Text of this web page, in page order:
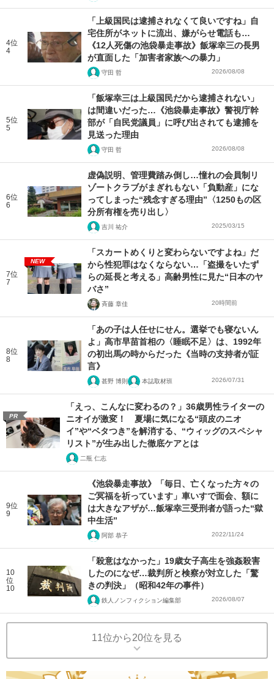
4位
4
「上級国民は逮捕されなくて良いですね」自
宅住所がネットに流出、嫌がらせ電話も…
《12人死傷の池袋暴走事故》飯塚幸三の長男
が直面した「加害者家族への暴力」
守田 哲 2026/08/08
5位
5
「飯塚幸三は上級国民だから逮捕されない」
は間違いだった…《池袋暴走事故》警視庁幹
部が「自民党議員」に呼び出されても逮捕を
見送った理由
守田 哲 2026/08/08
6位
6
虚偽説明、管理費踏み倒し…憧れの会員制リ
ゾートクラブがまぎれもない「負動産」にな
ってしまった“残念すぎる理由”〈1250もの区
分所有権を売り出し〉
吉川 祐介 2025/03/15
7位
7
NEW
「スカートめくりと変わらないですよね」だ
から性犯罪はなくならない…「盗撮をいたず
らの延長と考える」高齢男性に見た“日本のヤ
バさ”
斉藤 章佳 20時間前
8位
8
「あの子は人任せにせん。選挙でも寝ないん
よ」高市早苗首相の〈睡眠不足〉は、1992年
の初出馬の時からだった《当時の支持者が証
言》
甚野 博則 本誌取材班 2026/07/31
PR
「えっ、こんなに変わるの？」36歳男性ライターの
ニオイが激変！ 夏場に気になる“頭皮のニオ
イ”や“ベタつき”を解消する、“ウィッグのスペシャ
リスト”が生み出した徹底ケアとは
二瓶 仁志
9位
9
《池袋暴走事故》「毎日、亡くなった方々の
ご冥福を祈っています」車いすで面会、額に
は大きなアザが…飯塚幸三受刑者が語った“獄
中生活”
阿部 恭子 2022/11/24
10
位
10
「殺意はなかった」19歳女子高生を強姦殺害
したのになぜ…裁判所と検察が対立した「驚
きの判決」（昭和42年の事件）
鉄人ノンフィクション編集部 2026/08/07
11位から20位を見る